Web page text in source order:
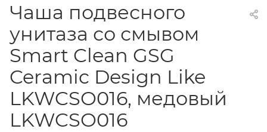
Чаша подвесного
унитаза со смывом
Smart Clean GSG
Ceramic Design Like
LKWCSO016, медовый
LKWCSO016